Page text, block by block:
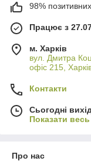
98% позитивних
Працює з
м. Харків
вул. Дмитра
офіс 215,
Контакти
Сьогодні
Показати
Про нас